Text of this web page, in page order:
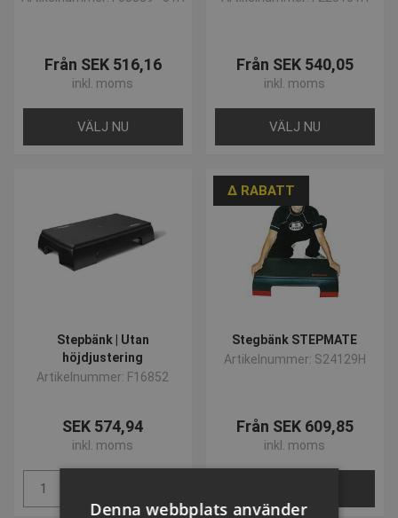
Från SEK 516,16
inkl. moms
VÄLJ NU
Från SEK 540,05
inkl. moms
VÄLJ NU
Stepbänk | Utan
höjdjustering
Artikelnummer: F16852
SEK 574,94
inkl. moms
∆ RABATT
Stegbänk STEPMATE
Artikelnummer: S24129H
Från SEK 609,85
inkl. moms
Denna webbplats använder